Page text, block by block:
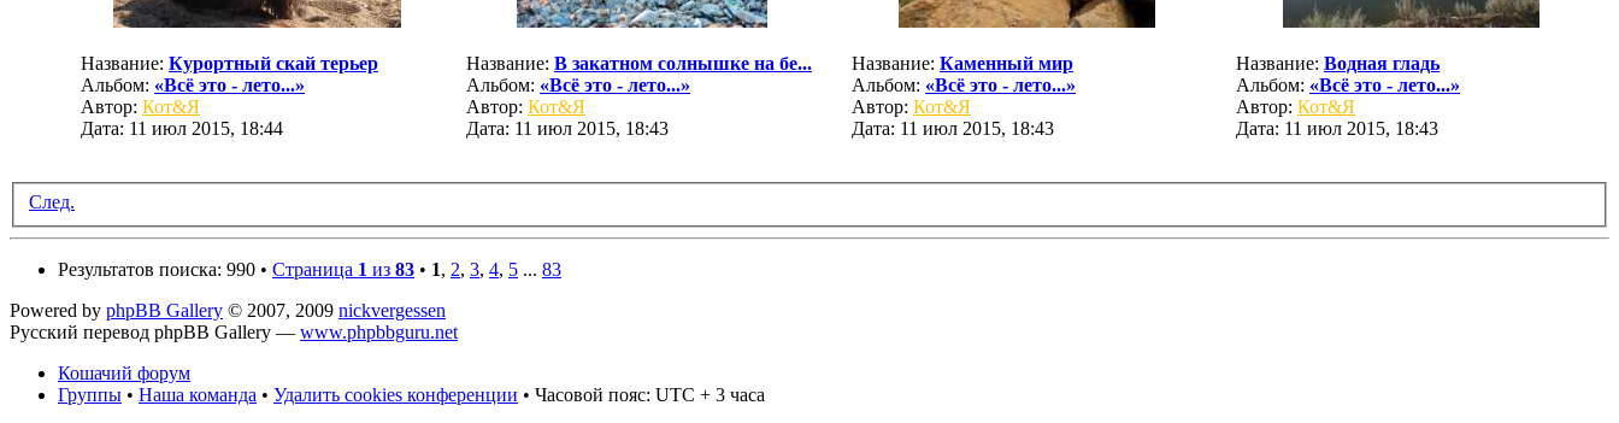
Название: Курортный скай терьер
Альбом: «Всё это - лето...»
Автор: Кот&Я
Дата: 11 июл 2015, 18:44
Название: В закатном солнышке на бе...
Альбом: «Всё это - лето...»
Автор: Кот&Я
Дата: 11 июл 2015, 18:43
Название: Каменный мир
Альбом: «Всё это - лето...»
Автор: Кот&Я
Дата: 11 июл 2015, 18:43
Название: Водная гладь
Альбом: «Всё это - лето...»
Автор: Кот&Я
Дата: 11 июл 2015, 18:43
След.
Результатов поиска: 990 • Страница 1 из 83 • 1, 2, 3, 4, 5 ... 83
Powered by phpBB Gallery © 2007, 2009 nickvergessen
Русский перевод phpBB Gallery — www.phpbbguru.net
Кошачий форум
Группы • Наша команда • Удалить cookies конференции • Часовой пояс: UTC + 3 часа